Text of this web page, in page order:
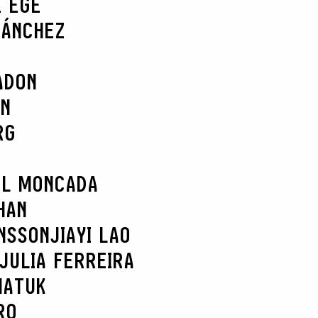
MONCADA
JIAYI LAO
JULIA FERREIRA